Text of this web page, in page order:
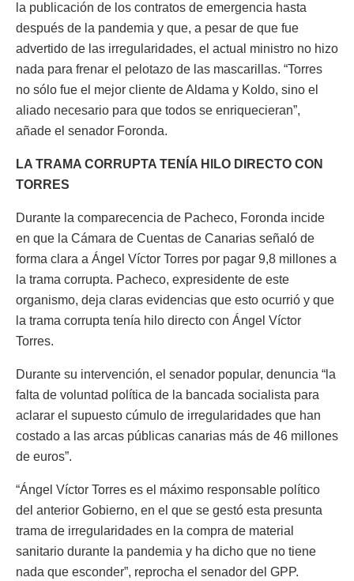
la publicación de los contratos de emergencia hasta
después de la pandemia y que, a pesar de que fue
advertido de las irregularidades, el actual ministro no hizo
nada para frenar el pelotazo de las mascarillas. “Torres
no sólo fue el mejor cliente de Aldama y Koldo, sino el
aliado necesario para que todos se enriquecieran”,
añade el senador Foronda.
LA TRAMA CORRUPTA TENÍA HILO DIRECTO CON
TORRES
Durante la comparecencia de Pacheco, Foronda incide
en que la Cámara de Cuentas de Canarias señaló de
forma clara a Ángel Víctor Torres por pagar 9,8 millones a
la trama corrupta. Pacheco, expresidente de este
organismo, deja claras evidencias que esto ocurrió y que
la trama corrupta tenía hilo directo con Ángel Víctor
Torres.
Durante su intervención, el senador popular, denuncia “la
falta de voluntad política de la bancada socialista para
aclarar el supuesto cúmulo de irregularidades que han
costado a las arcas públicas canarias más de 46 millones
de euros”.
“Ángel Víctor Torres es el máximo responsable político
del anterior Gobierno, en el que se gestó esta presunta
trama de irregularidades en la compra de material
sanitario durante la pandemia y ha dicho que no tiene
nada que esconder”, reprocha el senador del GPP.